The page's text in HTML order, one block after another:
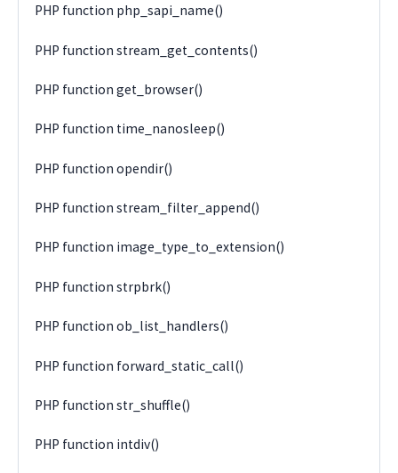
PHP function php_sapi_name()
PHP function stream_get_contents()
PHP function get_browser()
PHP function time_nanosleep()
PHP function opendir()
PHP function stream_filter_append()
PHP function image_type_to_extension()
PHP function strpbrk()
PHP function ob_list_handlers()
PHP function forward_static_call()
PHP function str_shuffle()
PHP function intdiv()